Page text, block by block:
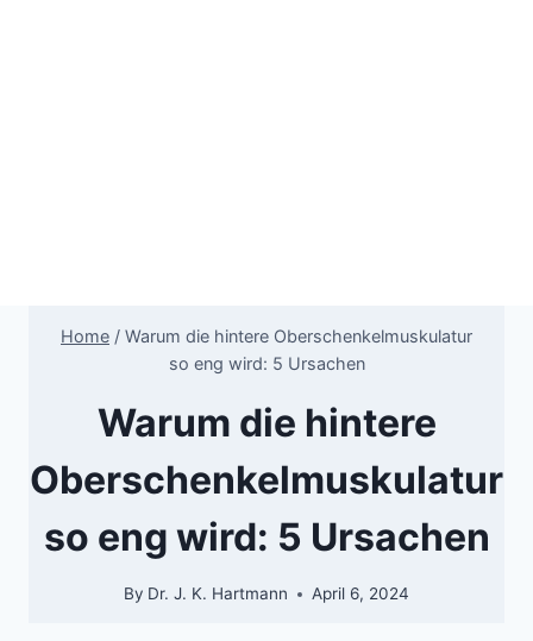
Home / Warum die hintere Oberschenkelmuskulatur
so eng wird: 5 Ursachen
Warum die hintere
Oberschenkelmuskulatur
so eng wird: 5 Ursachen
By Dr. J. K. Hartmann April 6, 2024